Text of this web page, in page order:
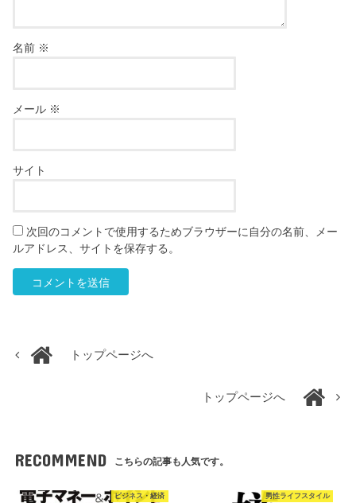
名前 ※
メール ※
サイト
次回のコメントで使用するためブラウザーに自分の名前、メー
ルアドレス、サイトを保存する。
トップページへ
トップページへ
RECOMMEND こちらの記事も人気です。
ビジネス・経済 男性ライフスタイル